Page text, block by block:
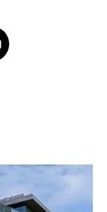
on Print